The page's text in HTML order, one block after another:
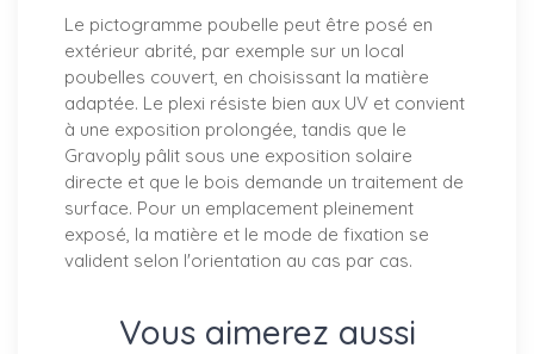
Le pictogramme poubelle peut être posé en
extérieur abrité, par exemple sur un local
poubelles couvert, en choisissant la matière
adaptée. Le plexi résiste bien aux UV et convient
à une exposition prolongée, tandis que le
Gravoply pâlit sous une exposition solaire
directe et que le bois demande un traitement de
surface. Pour un emplacement pleinement
exposé, la matière et le mode de fixation se
valident selon l'orientation au cas par cas.
Vous aimerez aussi